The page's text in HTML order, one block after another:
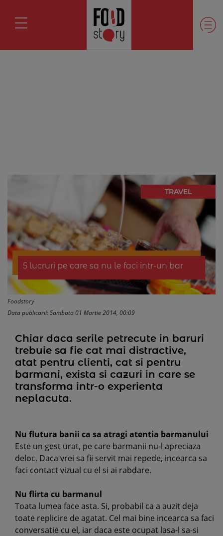
TRAVEL
5 lucruri pe care sa nu le faci intr-un bar
Foodstory
Data publicarii: Sambata 01 Martie 2014, 00:09
Chiar daca serile petrecute in baruri
trebuie sa fie cat mai distractive,
atat pentru clienti, cat si pentru
barmani, exista si cazuri in care se
transforma intr-o experienta
neplacuta.
Nu flutura banii ca sa atragi atentia barmanului
Este un gest urat, pe care barmanii nu-l apreciaza
deloc. Daca vrei sa fii servit mai repede, incearca sa
faci contact vizual cu el si ai rabdare.
Nu flirta cu barmanul
Toata lumea face asta. Si, probabil ca a auzit deja
toate replicire de agatat. Cel mai bine incearca sa faci
conversatie cu el, iar daca este ocupat lasa-l sa-si